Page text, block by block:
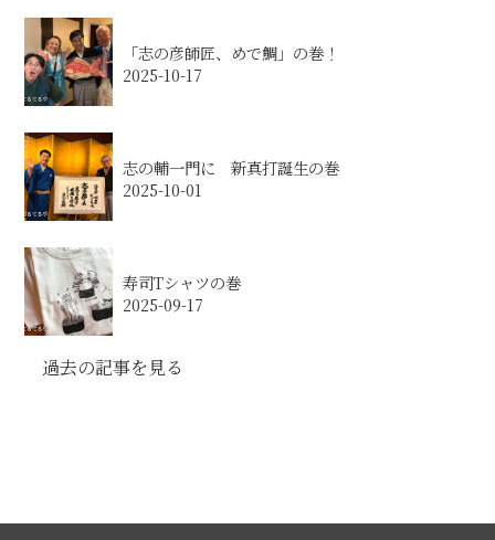
「志の彦師匠、めで鯛」の巻！
2025-10-17
志の輔一門に 新真打誕生の巻
2025-10-01
寿司Tシャツの巻
2025-09-17
過去の記事を見る